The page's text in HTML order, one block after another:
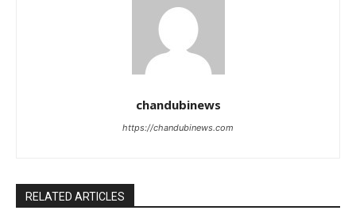
chandubinews
https://chandubinews.com
RELATED ARTICLES